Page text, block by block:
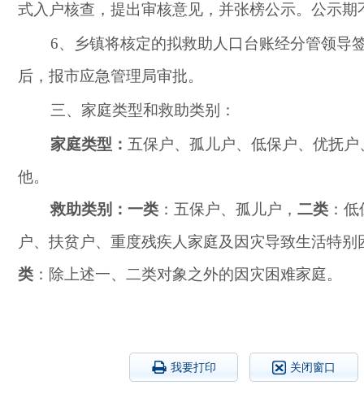
式入户核查，提出审核意见，并张榜公示。公示期
6、乡镇将核定的拟救助人口台账经分管领导
后，报市应急管理 局审批。
三、家庭类型和救助类别：
家庭类型： 五保户、孤儿户、低保户、优抚
他。
救助类别：一类 ：五保户、孤儿户， 二类 ：
户、扶贫户、重度残疾人家庭及因灾导致生活特别
类 ：除上述一、二类对象之外的因灾困难家庭。
我要打印 关闭窗口